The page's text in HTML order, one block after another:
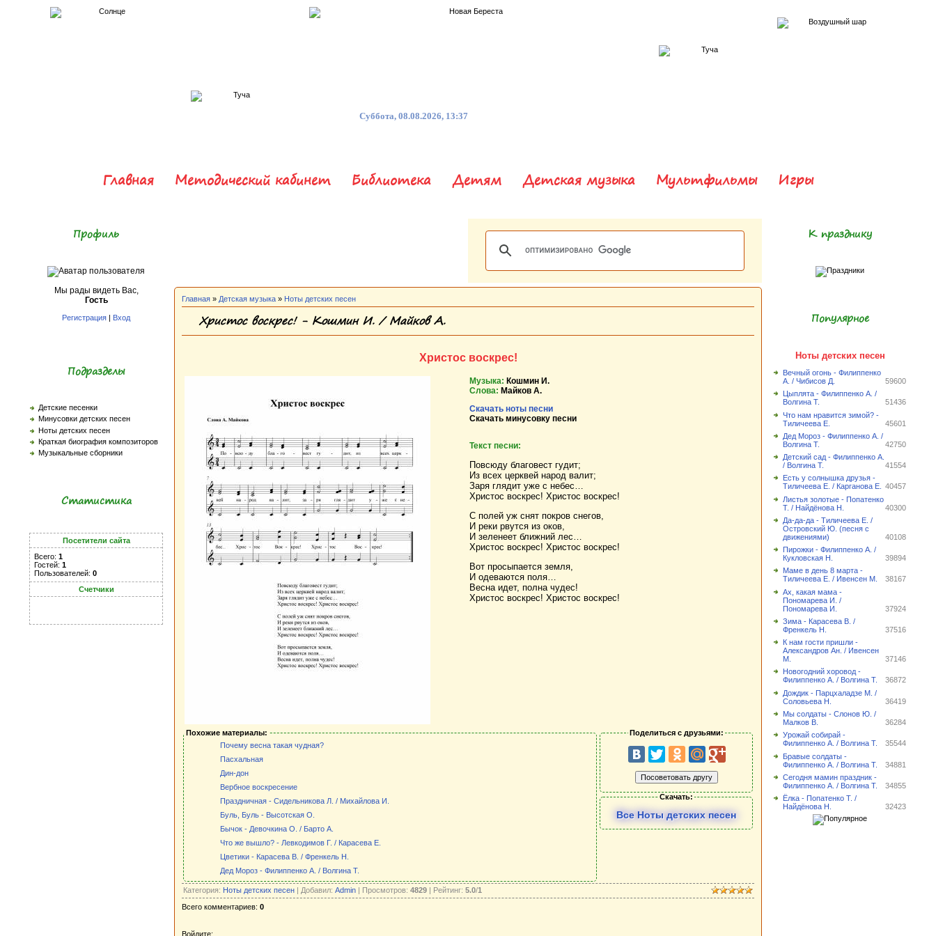
Суббота, 08.08.2026, 13:37
Главная Методический кабинет Библиотека Детям Детская музыка Мультфильмы Игры
Профиль
Мы рады видеть Вас,
Гость
Регистрация | Вход
Подразделы
Детские песенки
Минусовки детских песен
Ноты детских песен
Краткая биография композиторов
Музыкальные сборники
Статистика
Посетители сайта
Всего: 1
Гостей: 1
Пользователей: 0
Счетчики
Главная » Детская музыка » Ноты детских песен
Христос воскрес! - Кошмин И. / Майков А.
Христос воскрес!
Музыка: Кошмин И.
Слова: Майков А.
Скачать ноты песни
Скачать минусовку песни
Текст песни:
Повсюду благовест гудит;
Из всех церквей народ валит;
Заря глядит уже с небес…
Христос воскрес! Христос воскрес!
С полей уж снят покров снегов,
И реки рвутся из оков,
И зеленеет ближний лес…
Христос воскрес! Христос воскрес!
Вот просыпается земля,
И одеваются поля…
Весна идет, полна чудес!
Христос воскрес! Христос воскрес!
Похожие материалы:
Почему весна такая чудная?
Пасхальная
Дин-дон
Вербное воскресение
Праздничная - Сидельникова Л. / Михайлова И.
Буль, Буль - Высотская О.
Бычок - Девочкина О. / Барто А.
Что же вышло? - Левкодимов Г. / Карасева Е.
Цветики - Карасева В. / Френкель Н.
Дед Мороз - Филиппенко А. / Волгина Т.
Поделиться с друзьями:
Скачать:
Все Ноты детских песен
Категория: Ноты детских песен | Добавил: Admin | Просмотров: 4829 | Рейтинг: 5.0/1
Всего комментариев: 0
Войдите:
К празднику
Популярное
Ноты детских песен
Вечный огонь - Филиппенко
А. / Чибисов Д.
59600
Цыплята - Филиппенко А. /
Волгина Т.
51436
Что нам нравится зимой? -
Тиличеева Е.
45601
Дед Мороз - Филиппенко А. /
Волгина Т.
42750
Детский сад - Филиппенко А.
/ Волгина Т.
41554
Есть у солнышка друзья -
Тиличеева Е. / Карганова Е.
40457
Листья золотые - Попатенко
Т. / Найдёнова Н.
40300
Да-да-да - Тиличеева Е. /
Островский Ю. (песня с
движениями)
40108
Пирожки - Филиппенко А. /
Кукловская Н.
39894
Маме в день 8 марта -
Тиличеева Е. / Ивенсен М.
38167
Ах, какая мама -
Пономарева И. /
Пономарева И.
37924
Зима - Карасева В. /
Френкель Н.
37516
К нам гости пришли -
Александров Ан. / Ивенсен
М.
37146
Новогодний хоровод -
Филиппенко А. / Волгина Т.
36872
Дождик - Парцхаладзе М. /
Соловьева Н.
36419
Мы солдаты - Слонов Ю. /
Малков В.
36284
Урожай собирай -
Филиппенко А. / Волгина Т.
35544
Бравые солдаты -
Филиппенко А. / Волгина Т.
34881
Сегодня мамин праздник -
Филиппенко А. / Волгина Т.
34855
Ёлка - Попатенко Т. /
Найдёнова Н.
32423